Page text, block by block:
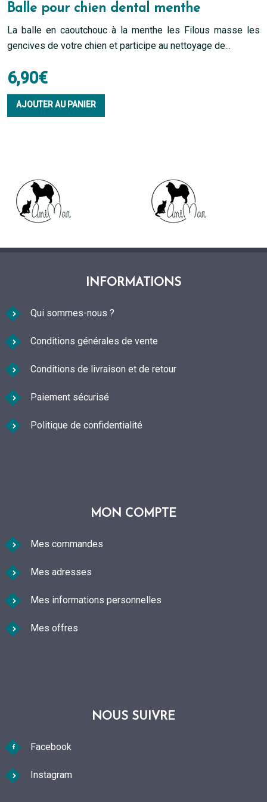
Balle pour chien dental menthe
La balle en caoutchouc à la menthe les Filous masse les
gencives de votre chien et participe au nettoyage de...
6,90€
AJOUTER AU PANIER
INFORMATIONS
Qui sommes-nous ?
Conditions générales de vente
Conditions de livraison et de retour
Paiement sécurisé
Politique de confidentialité
MON COMPTE
Mes commandes
Mes adresses
Mes informations personnelles
Mes offres
NOUS SUIVRE
Facebook
Instagram